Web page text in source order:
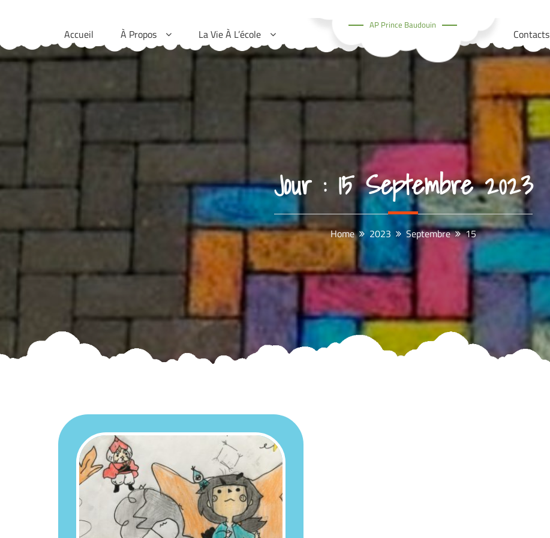
Accueil À Propos La Vie À L’école
AP Prince Baudouin
Contacts
Jour : 15 Septembre 2023
Home 2023 Septembre 15